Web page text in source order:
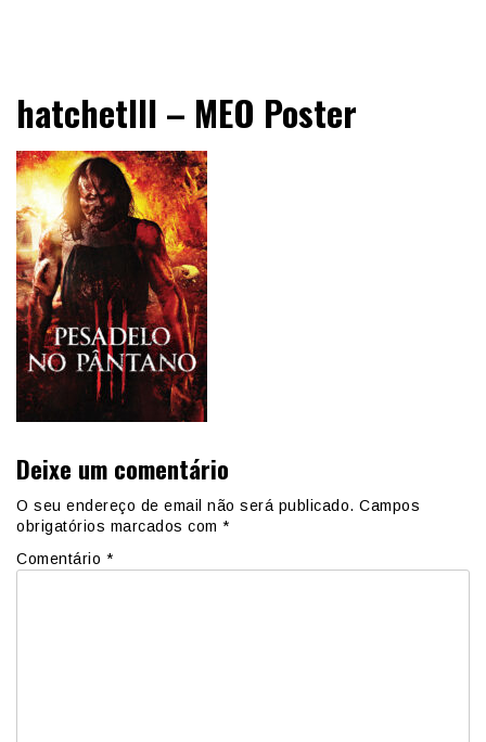
Central Comics
hatchetIII – MEO Poster
Deixe um comentário
O seu endereço de email não será publicado. Campos
obrigatórios marcados com *
Comentário *